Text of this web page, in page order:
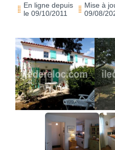
En ligne depuis
le 09/10/2011
Mise à
09/08/